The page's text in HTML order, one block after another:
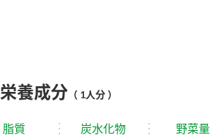
栄養成分 （ 1人分 ）
脂質 炭水化物 野菜量